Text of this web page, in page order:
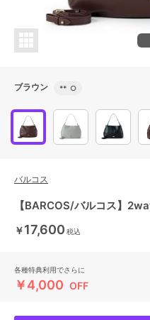
ブラウン ** ○
バルコス
【BARCOS/バルコス】
￥17,600 税込
各種特典利用でさらに
￥4,000 OFF